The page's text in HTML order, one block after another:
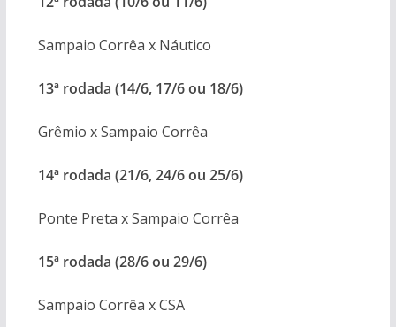
Sampaio Corrêa x Náutico
13ª rodada (14/6, 17/6 ou 18/6)
Grêmio x Sampaio Corrêa
14ª rodada (21/6, 24/6 ou 25/6)
Ponte Preta x Sampaio Corrêa
15ª rodada (28/6 ou 29/6)
Sampaio Corrêa x CSA